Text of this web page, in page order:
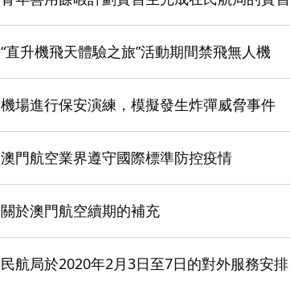
“直升機飛天體驗之旅”活動期間禁飛無人機
機場進行保安演練，模擬發生炸彈威脅事件
澳門航空業界遵守國際標準防控疫情
關於澳門航空續期的補充
民航局於2020年2月3日至7日的對外服務安排